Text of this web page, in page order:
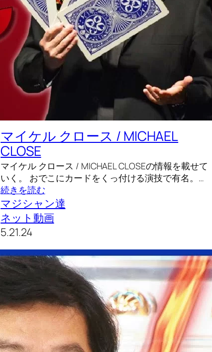
マイケル クロース / MICHAEL
CLOSE
マイケル クロース / MICHAEL CLOSEの情報を載せて
いく。 おでこにカードをくっ付ける演技で有名。…
続きを読む
マジシャン達
ネット動画
5.21.24